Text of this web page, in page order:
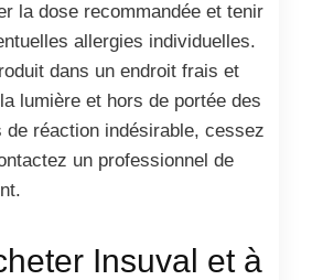
la dose recommandée et tenir
allergies individuelles.
dans un endroit frais et
lumière et hors de portée des
de réaction indésirable, cessez
un professionnel de
Insuval et à